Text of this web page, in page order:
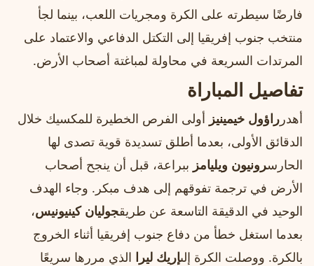
فارضًا سيطرته على الكرة ومجريات اللعب، بينما لجأ
منتخب جنوب إفريقيا إلى التكتل الدفاعي والاعتماد على
المرتدات السريعة في محاولة لمباغتة أصحاب الأرض.
تفاصيل المباراة
أهدر راؤول خيمينيز أولى الفرص الخطيرة للمكسيك خلال
الدقائق الأولى، بعدما أطلق تسديدة قوية تصدى لها
الحارسرونيون ويليامز ببراعة، قبل أن ينجح أصحاب
الأرض في ترجمة تفوقهم إلى هدف مبكر. وجاء الهدف
الوحيد في الدقيقة التاسعة عن طريقجوليان كينيونيس،
بعدما استغل خطأ من دفاع جنوب إفريقيا أثناء الخروج
بالكرة. ووصلت الكرة إلىإريك ليرا الذي مررها سريعًا